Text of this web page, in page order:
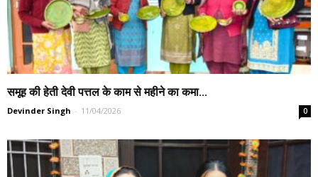
समूह की हेती देवी पत्तल के काम से महीने का कमा...
Devinder Singh - 11/04/2026 0